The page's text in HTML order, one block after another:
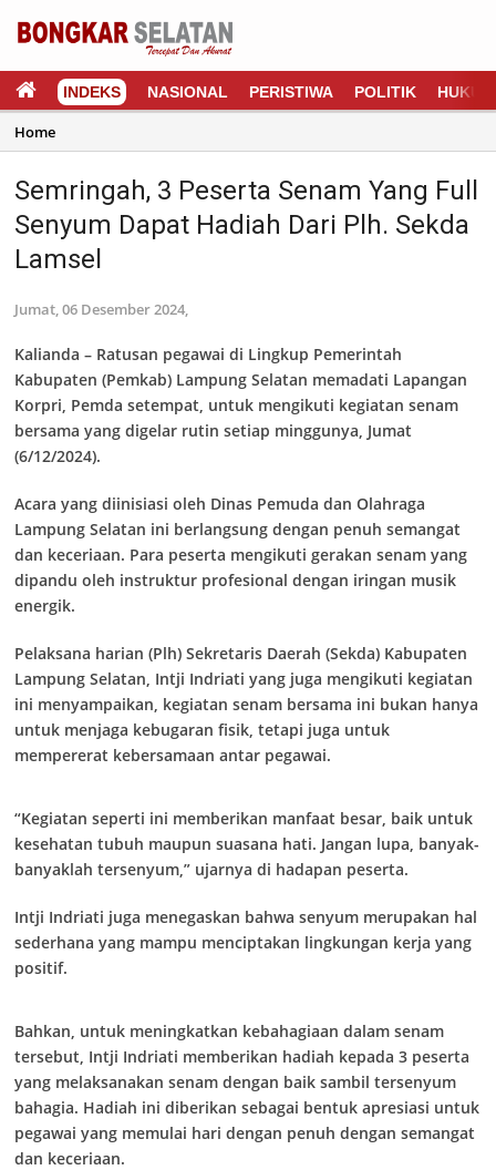
INDEKS NASIONAL PERISTIWA POLITIK HUKUM
Home
Semringah, 3 Peserta Senam Yang Full
Senyum Dapat Hadiah Dari Plh. Sekda
Lamsel
Jumat, 06 Desember 2024,
Kalianda – Ratusan pegawai di Lingkup Pemerintah
Kabupaten (Pemkab) Lampung Selatan memadati Lapangan
Korpri, Pemda setempat, untuk mengikuti kegiatan senam
bersama yang digelar rutin setiap minggunya, Jumat
(6/12/2024).
Acara yang diinisiasi oleh Dinas Pemuda dan Olahraga
Lampung Selatan ini berlangsung dengan penuh semangat
dan keceriaan. Para peserta mengikuti gerakan senam yang
dipandu oleh instruktur profesional dengan iringan musik
energik.
Pelaksana harian (Plh) Sekretaris Daerah (Sekda) Kabupaten
Lampung Selatan, Intji Indriati yang juga mengikuti kegiatan
ini menyampaikan, kegiatan senam bersama ini bukan hanya
untuk menjaga kebugaran fisik, tetapi juga untuk
mempererat kebersamaan antar pegawai.
“Kegiatan seperti ini memberikan manfaat besar, baik untuk
kesehatan tubuh maupun suasana hati. Jangan lupa, banyak-
banyaklah tersenyum,” ujarnya di hadapan peserta.
Intji Indriati juga menegaskan bahwa senyum merupakan hal
sederhana yang mampu menciptakan lingkungan kerja yang
positif.
Bahkan, untuk meningkatkan kebahagiaan dalam senam
tersebut, Intji Indriati memberikan hadiah kepada 3 peserta
yang melaksanakan senam dengan baik sambil tersenyum
bahagia. Hadiah ini diberikan sebagai bentuk apresiasi untuk
pegawai yang memulai hari dengan penuh dengan semangat
dan keceriaan.